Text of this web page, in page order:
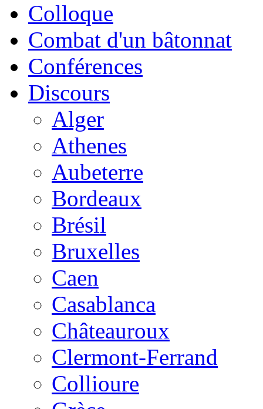
Colloque
Combat d'un bâtonnat
Conférences
Discours
Alger
Athenes
Aubeterre
Bordeaux
Brésil
Bruxelles
Caen
Casablanca
Châteauroux
Clermont-Ferrand
Collioure